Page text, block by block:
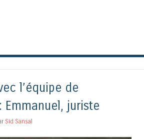
l’équipe de
Emmanuel, juriste
Sid Sansal